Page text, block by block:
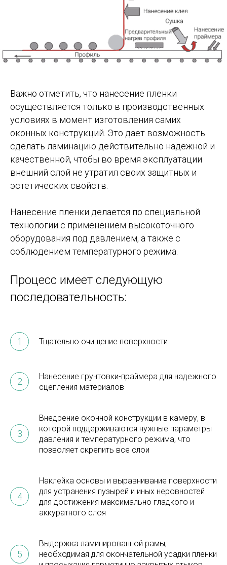
Важно отметить, что нанесение пленки
осуществляется только в производственных
условиях в момент изготовления самих
оконных конструкций. Это дает возможность
сделать ламинацию действительно надёжной и
качественной, чтобы во время эксплуатации
внешний слой не утратил своих защитных и
эстетических свойств.
Нанесение пленки делается по специальной
технологии с применением высокоточного
оборудования под давлением, а также с
соблюдением температурного режима.
Процесс имеет следующую
последовательность:
Тщательно очищение поверхности
Нанесение грунтовки-праймера для надежного
сцепления материалов
Внедрение оконной конструкции в камеру, в
которой поддерживаются нужные параметры
давления и температурного режима, что
позволяет скрепить все слои
Наклейка основы и выравнивание поверхности
для устранения пузырей и иных неровностей
для достижения максимально гладкого и
аккуратного слоя
Выдержка ламинированной рамы,
необходимая для окончательной усадки пленки